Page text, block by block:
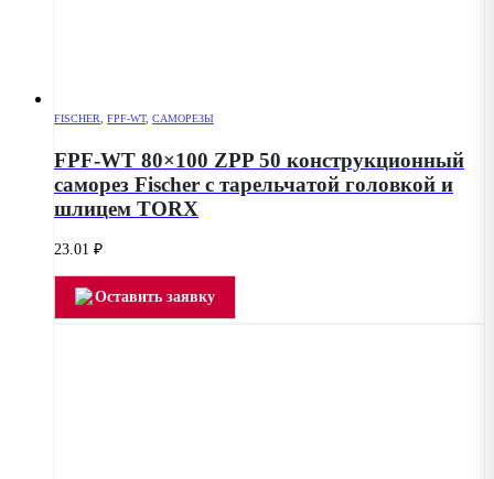
FISCHER, FPF-WT, САМОРЕЗЫ
FPF-WT 80×100 ZPP 50 конструкционный
саморез Fischer с тарельчатой головкой и
шлицем TORX
23.01 ₽
Оставить заявку